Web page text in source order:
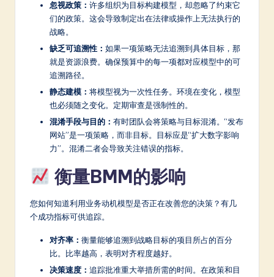
忽视政策： 许多组织为目标构建模型，却忽略了约束它
们的政策。这会导致制定出在法律或操作上无法执行的
战略。
缺乏可追溯性： 如果一项策略无法追溯到具体目标，那
就是资源浪费。确保预算中的每一项都对应模型中的可
追溯路径。
静态建模： 将模型视为一次性任务。环境在变化，模型
也必须随之变化。定期审查是强制性的。
混淆手段与目的： 有时团队会将策略与目标混淆。“发布
网站”是一项策略，而非目标。目标应是“扩大数字影响
力”。混淆二者会导致关注错误的指标。
衡量BMM的影响
您如何知道利用业务动机模型是否正在改善您的决策？有几
个成功指标可供追踪。
对齐率： 衡量能够追溯到战略目标的项目所占的百分
比。比率越高，表明对齐程度越好。
决策速度： 追踪批准重大举措所需的时间。在政策和目